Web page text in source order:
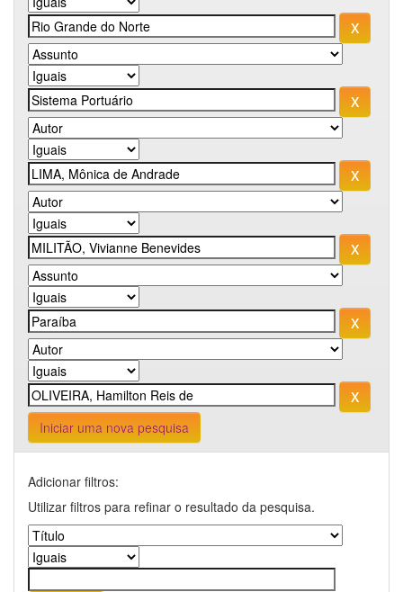
Iniciar uma nova pesquisa
Adicionar filtros:
Utilizar filtros para refinar o resultado da pesquisa.